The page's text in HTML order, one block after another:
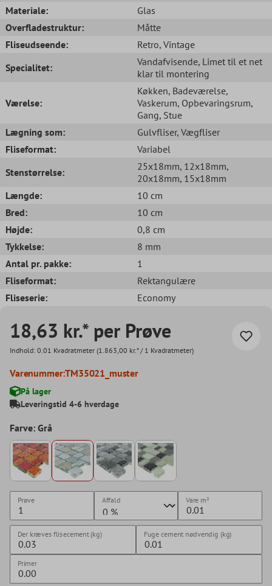
Materiale:
Glas
Overfladestruktur:
Måtte
Fliseudseende:
Retro, Vintage
Specialitet:
Vandafvisende, Limet til et net
klar til montering
Værelse:
Køkken, Badeværelse,
Vaskerum, Opbevaringsrum,
Gang, Stue
Lægning som:
Gulvfliser, Vægfliser
Fliseformat:
Variabel
Stenstørrelse:
25x18mm, 12x18mm,
20x18mm, 15x18mm
Længde:
10 cm
Bred:
10 cm
Højde:
0,8 cm
Tykkelse:
8 mm
Antal pr. pakke:
1
Fliseformat:
Rektangulære
Fliseserie:
Economy
18,63 kr.* per Prøve
Indhold: 0.01 Kvadratmeter (1.863,00 kr.* / 1 Kvadratmeter)
Varenummer:TM35021_muster
På lager
Leveringstid 4-6 hverdage
Farve: Grå
Prøve Affald Vare m²
Der kræves flisecement (kg) Fuge cement nødvendig (kg)
Primer